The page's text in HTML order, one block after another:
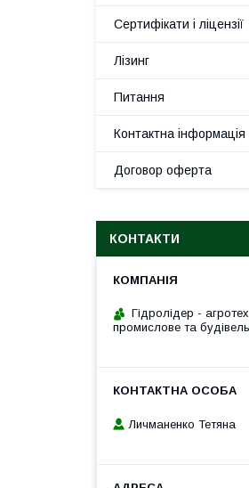
Сертифікати і ліцензії
Лізинг
Питання
Контактна інформація
Договор оферта
КОНТАКТИ
Гідролідер -
промислове та
Личманенко Тетяна